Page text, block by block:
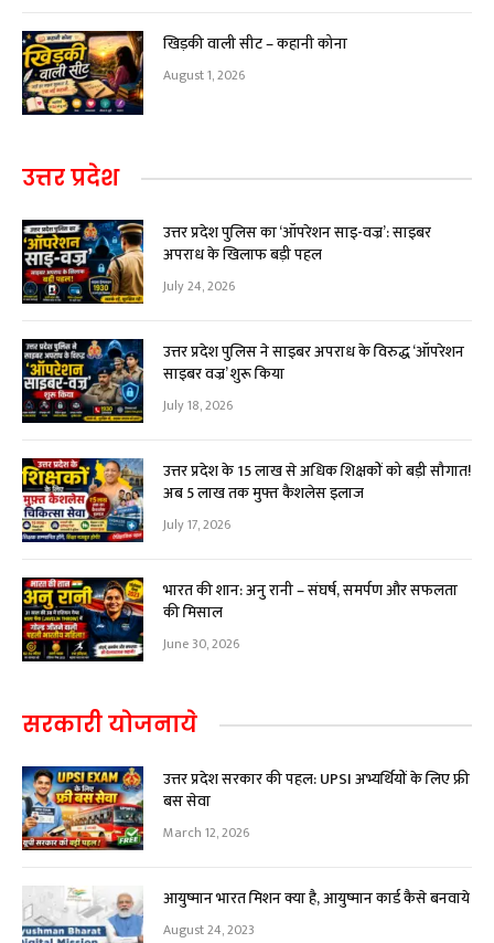
खिड़की वाली सीट – कहानी कोना
August 1, 2026
उत्तर प्रदेश
उत्तर प्रदेश पुलिस का ‘ऑपरेशन साइ-वज्र’: साइबर
अपराध के खिलाफ बड़ी पहल
July 24, 2026
उत्तर प्रदेश पुलिस ने साइबर अपराध के विरुद्ध ‘ऑपरेशन
साइबर वज्र’ शुरू किया
July 18, 2026
उत्तर प्रदेश के 15 लाख से अधिक शिक्षकों को बड़ी सौगात!
अब ₹5 लाख तक मुफ्त कैशलेस इलाज
July 17, 2026
भारत की शान: अनु रानी – संघर्ष, समर्पण और सफलता
की मिसाल
June 30, 2026
सरकारी योजनाये
उत्तर प्रदेश सरकार की पहल: UPSI अभ्यर्थियों के लिए फ्री
बस सेवा
March 12, 2026
आयुष्मान भारत मिशन क्या है, आयुष्मान कार्ड कैसे बनवाये
August 24, 2023